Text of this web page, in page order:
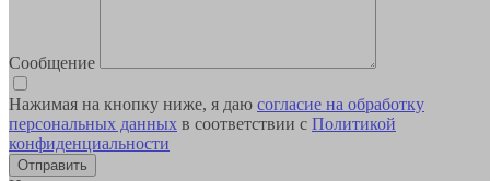
Сообщение
Нажимая на кнопку ниже, я даю согласие на обработку
персональных данных в соответствии с Политикой
конфиденциальности